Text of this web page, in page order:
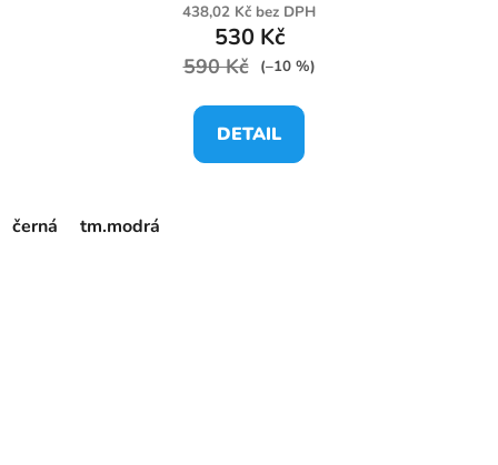
438,02 Kč bez DPH
530 Kč
590 Kč (–10 %)
DETAIL
černá tm.modrá